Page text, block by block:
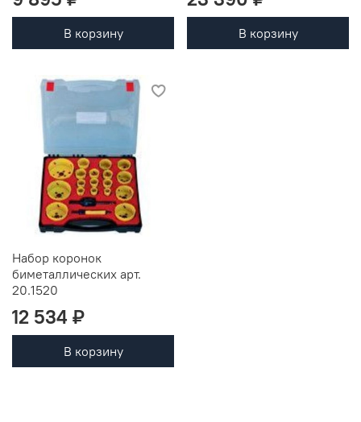
В корзину В корзину
Набор коронок
биметаллических арт.
20.1520
12 534 ₽
В корзину